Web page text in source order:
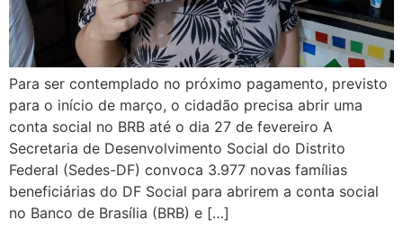
Para ser contemplado no próximo pagamento, previsto
para o início de março, o cidadão precisa abrir uma
conta social no BRB até o dia 27 de fevereiro A
Secretaria de Desenvolvimento Social do Distrito
Federal (Sedes-DF) convoca 3.977 novas famílias
beneficiárias do DF Social para abrirem a conta social
no Banco de Brasília (BRB) e […]